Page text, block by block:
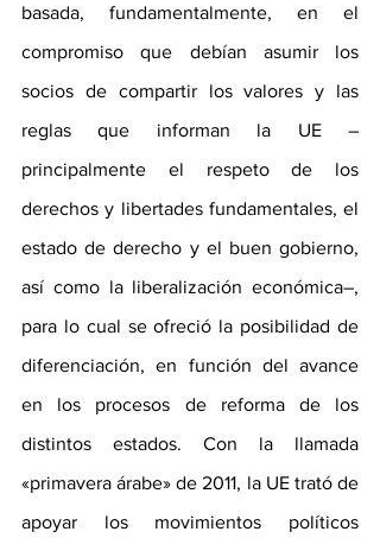
basada, fundamentalmente, en el
compromiso que debían asumir los
socios de compartir los valores y las
reglas que informan la UE –
principalmente el respeto de los
derechos y libertades fundamentales, el
estado de derecho y el buen gobierno,
así como la liberalización económica–,
para lo cual se ofreció la posibilidad de
diferenciación, en función del avance
en los procesos de reforma de los
distintos estados. Con la llamada
«primavera árabe» de 2011, la UE trató de
apoyar los movimientos políticos